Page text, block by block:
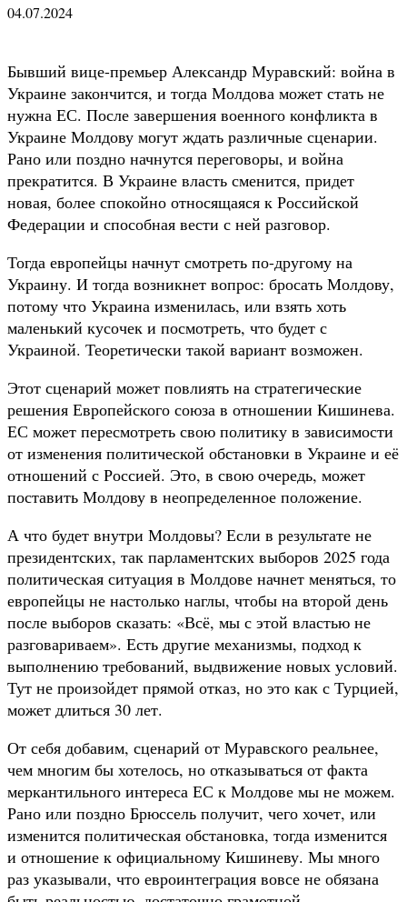
04.07.2024
Бывший вице-премьер Александр Муравский: война в
Украине закончится, и тогда Молдова может стать не
нужна ЕС. После завершения военного конфликта в
Украине Молдову могут ждать различные сценарии.
Рано или поздно начнутся переговоры, и война
прекратится. В Украине власть сменится, придет
новая, более спокойно относящаяся к Российской
Федерации и способная вести с ней разговор.
Тогда европейцы начнут смотреть по-другому на
Украину. И тогда возникнет вопрос: бросать Молдову,
потому что Украина изменилась, или взять хоть
маленький кусочек и посмотреть, что будет с
Украиной. Теоретически такой вариант возможен.
Этот сценарий может повлиять на стратегические
решения Европейского союза в отношении Кишинева.
ЕС может пересмотреть свою политику в зависимости
от изменения политической обстановки в Украине и её
отношений с Россией. Это, в свою очередь, может
поставить Молдову в неопределенное положение.
А что будет внутри Молдовы? Если в результате не
президентских, так парламентских выборов 2025 года
политическая ситуация в Молдове начнет меняться, то
европейцы не настолько наглы, чтобы на второй день
после выборов сказать: «Всё, мы с этой властью не
разговариваем». Есть другие механизмы, подход к
выполнению требований, выдвижение новых условий.
Тут не произойдет прямой отказ, но это как с Турцией,
может длиться 30 лет.
От себя добавим, сценарий от Муравского реальнее,
чем многим бы хотелось, но отказываться от факта
меркантильного интереса ЕС к Молдове мы не можем.
Рано или поздно Брюссель получит, чего хочет, или
изменится политическая обстановка, тогда изменится
и отношение к официальному Кишиневу. Мы много
раз указывали, что евроинтеграция вовсе не обязана